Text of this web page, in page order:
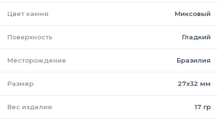
Цвет камня Миксовый
Поверхность Гладкий
Месторождение Бразилия
Размер 27х32 мм
Вес изделия 17 гр